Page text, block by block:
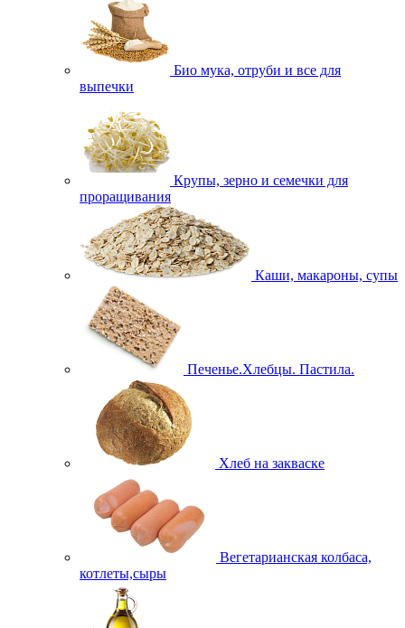
Био мука, отруби и все для
выпечки
Крупы, зерно и семечки для
проращивания
Каши, макароны, супы
Печенье.Хлебцы. Пастила.
Хлеб на закваске
Вегетарианская колбаса,
котлеты,сыры